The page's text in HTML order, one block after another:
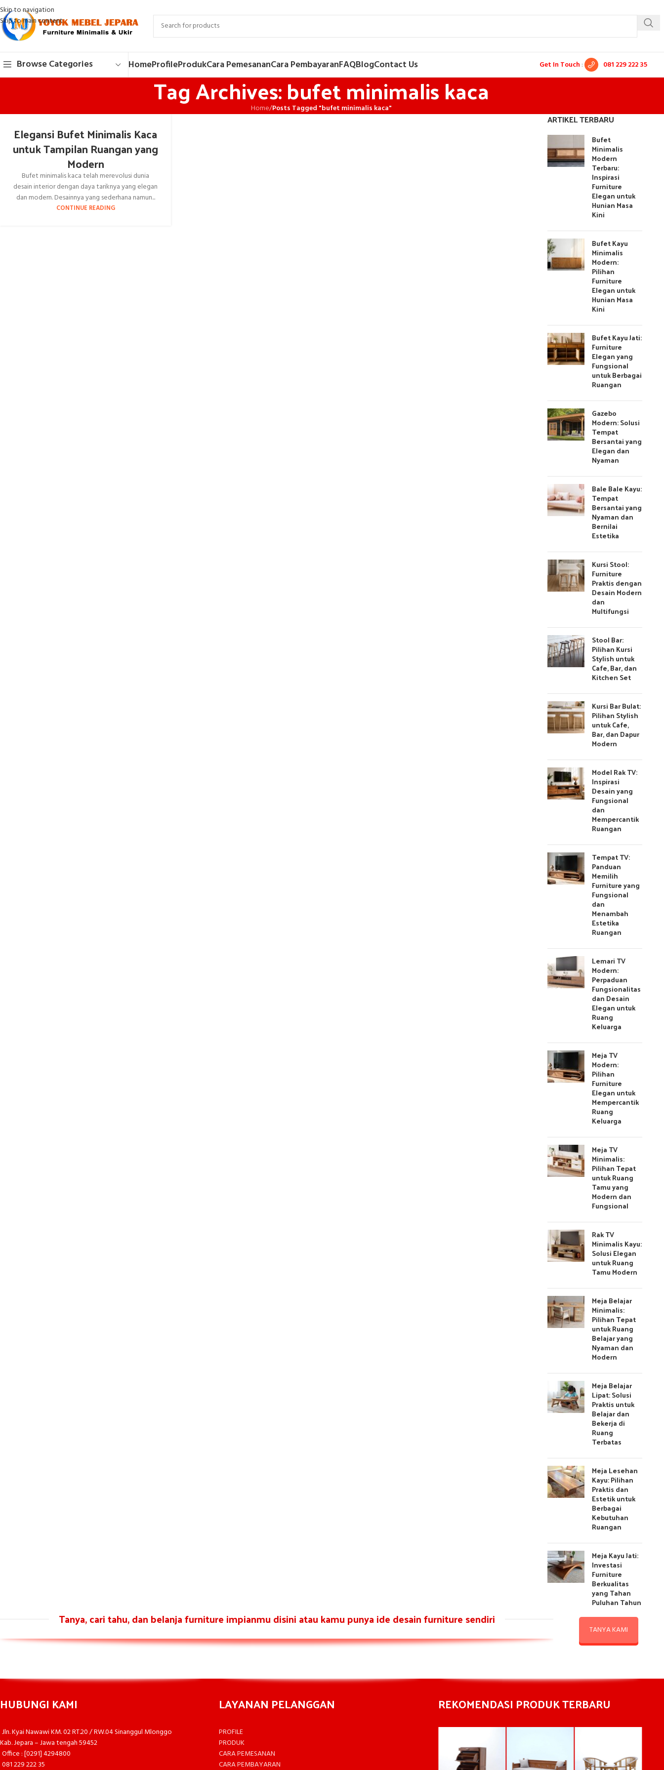
Skip to navigation
Skip to main content
Browse Categories HomeProfileProdukCara PemesananCara PembayaranFAQBlogContact Us Get In Touch : 081 229 222 35
Tag Archives: bufet minimalis kaca
Home/Posts Tagged "bufet minimalis kaca"
Elegansi Bufet Minimalis Kaca
untuk Tampilan Ruangan yang
Modern
Bufet minimalis kaca telah merevolusi dunia
desain interior dengan daya tariknya yang elegan
dan modern. Desainnya yang sederhana namun...
CONTINUE READING
ARTIKEL TERBARU
Bufet
Minimalis
Modern
Terbaru:
Inspirasi
Furniture
Elegan untuk
Hunian Masa
Kini
Bufet Kayu
Minimalis
Modern:
Pilihan
Furniture
Elegan untuk
Hunian Masa
Kini
Bufet Kayu Jati:
Furniture
Elegan yang
Fungsional
untuk Berbagai
Ruangan
Gazebo
Modern: Solusi
Tempat
Bersantai yang
Elegan dan
Nyaman
Bale Bale Kayu:
Tempat
Bersantai yang
Nyaman dan
Bernilai
Estetika
Kursi Stool:
Furniture
Praktis dengan
Desain Modern
dan
Multifungsi
Stool Bar:
Pilihan Kursi
Stylish untuk
Cafe, Bar, dan
Kitchen Set
Kursi Bar Bulat:
Pilihan Stylish
untuk Cafe,
Bar, dan Dapur
Modern
Model Rak TV:
Inspirasi
Desain yang
Fungsional
dan
Mempercantik
Ruangan
Tempat TV:
Panduan
Memilih
Furniture yang
Fungsional
dan
Menambah
Estetika
Ruangan
Lemari TV
Modern:
Perpaduan
Fungsionalitas
dan Desain
Elegan untuk
Ruang
Keluarga
Meja TV
Modern:
Pilihan
Furniture
Elegan untuk
Mempercantik
Ruang
Keluarga
Meja TV
Minimalis:
Pilihan Tepat
untuk Ruang
Tamu yang
Modern dan
Fungsional
Rak TV
Minimalis Kayu:
Solusi Elegan
untuk Ruang
Tamu Modern
Meja Belajar
Minimalis:
Pilihan Tepat
untuk Ruang
Belajar yang
Nyaman dan
Modern
Meja Belajar
Lipat: Solusi
Praktis untuk
Belajar dan
Bekerja di
Ruang
Terbatas
Meja Lesehan
Kayu: Pilihan
Praktis dan
Estetik untuk
Berbagai
Kebutuhan
Ruangan
Meja Kayu Jati:
Investasi
Furniture
Berkualitas
yang Tahan
Puluhan Tahun
Tanya, cari tahu, dan belanja furniture impianmu disini atau kamu punya ide desain furniture sendiri
TANYA KAMI
HUBUNGI KAMI
Jln. Kyai Nawawi KM. 02 RT.20 / RW.04 Sinanggul Mlonggo
Kab. Jepara – Jawa tengah 59452
Office : [0291] 4294800
081 229 222 35
LAYANAN PELANGGAN
PROFILE
PRODUK
CARA PEMESANAN
CARA PEMBAYARAN
REKOMENDASI PRODUK TERBARU